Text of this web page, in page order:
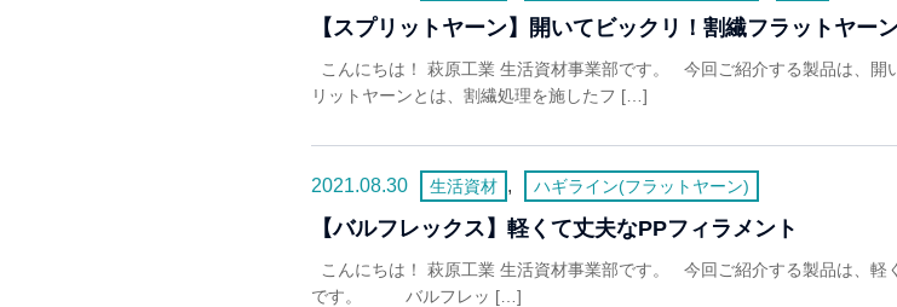
【スプリットヤーン】開いてビックリ！割繊フラットヤー
こんにちは！ 萩原工業 生活資材事業部です。 今回ご紹介する製品は、
リットヤーンとは、割繊処理を施したフ […]
2021.08.30 生活資材 , ハギライン(フラットヤーン)
【バルフレックス】軽くて丈夫なPPフィラメント
こんにちは！ 萩原工業 生活資材事業部です。 今回ご紹介する製品は、軽
です。 バルフレッ […]